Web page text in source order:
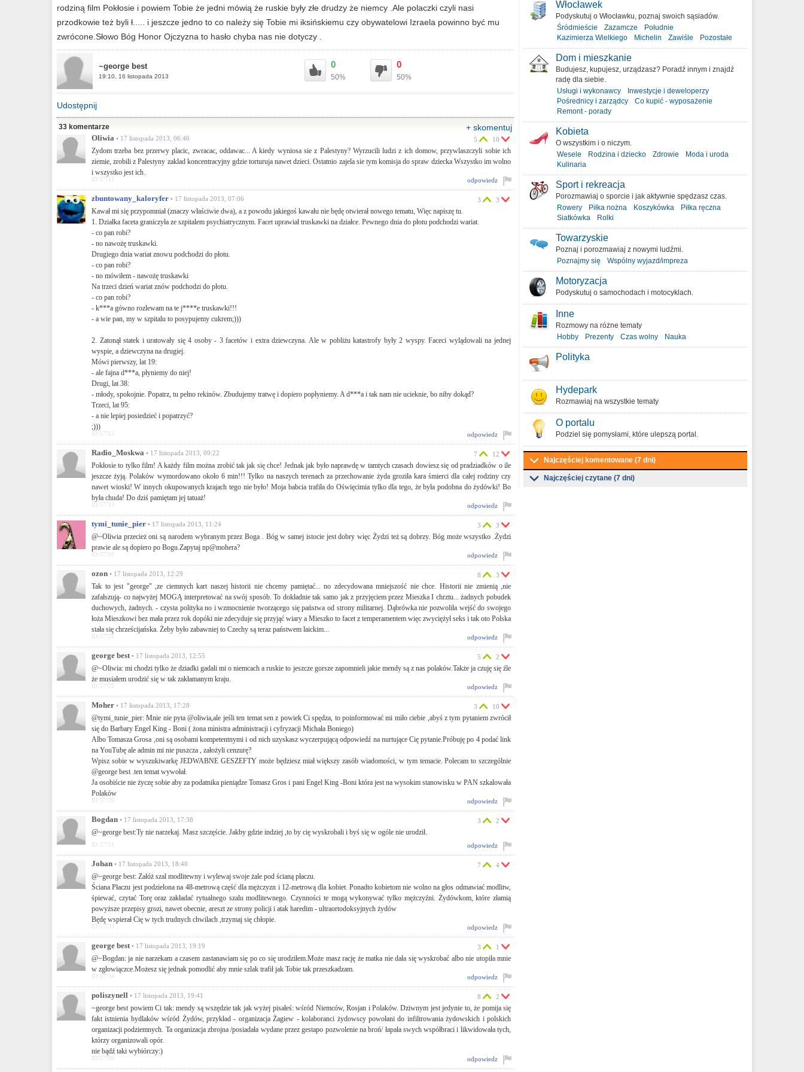
rodziną film Pokłosie i powiem Tobie że jedni mówią że ruskie były złe drudzy że niemcy .Ale polaczki czyli nasi
przodkowie też byli ł..... i jeszcze jedno to co należy się Tobie mi iksińskiemu czy obywatelowi Izraela powinno być mu
zwrócone.Słowo Bóg Honor Ojczyzna to hasło chyba nas nie dotyczy .
~george best
19:10, 16 listopada 2013
0
50%
0
50%
Udostępnij
33 komentarze + skomentuj
Oliwia • 17 listopada 2013, 06:46
Zydom trzeba bez przerwy placic, zwracac, oddawac... A kiedy wyniosa sie z Palestyny? Wyrzucili ludzi z ich domow, przywlaszczyli sobie ich
ziemie, zrobili z Palestyny zaklad koncentracyjny gdzie torturuja nawet dzieci. Ostatnio zajela sie tym komisja do spraw dziecka Wszystko im wolno
i wszystko jest ich.
5 10
odpowiedz
ID:57711
zbuntowany_kaloryfer • 17 listopada 2013, 07:06
Kawał mi się przypomniał (znaczy właściwie dwa), a z powodu jakiegoś kawału nie będę otwierał nowego tematu, Więc napiszę tu.
1. Działka faceta graniczyła ze szpitalem psychiatrycznym. Facet uprawiał truskawki na działce. Pewnego dnia do płotu podchodzi wariat.
- co pan robi?
- no nawożę truskawki.
Drugiego dnia wariat znowu podchodzi do płotu.
- co pan robi?
- no mówiłem - nawożę truskawki
Na trzeci dzień wariat znów podchodzi do płotu.
- co pan robi?
- k***a gówno rozlewam na te j****e truskawki!!!
- a wie pan, my w szpitalu to posypujemy cukrem;)))
2. Zatonął statek i uratowały się 4 osoby - 3 facetów i extra dziewczyna. Ale w pobliżu katastrofy były 2 wyspy. Faceci wylądowali na jednej
wyspie, a dziewczyna na drugiej.
Mówi pierwszy, lat 19:
- ale fajna d***a, płyniemy do niej!
Drugi, lat 38:
- młody, spokojnie. Popatrz, tu pełno rekinów. Zbudujemy tratwę i dopiero popłyniemy. A d***a i tak nam nie ucieknie, bo niby dokąd?
Trzeci, lat 95:
- a nie lepiej posiedzieć i popatrzyć?
;)))
3 3
odpowiedz
ID:57712
Radio_Moskwa • 17 listopada 2013, 09:22
Pokłosie to tylko film! A każdy film można zrobić tak jak się chce! Jednak jak było naprawdę w tamtych czasach dowiesz się od pradziadków o ile
jeszcze żyją. Polaków wymordowano około 6 min!!! Tylko na naszych terenach za przechowanie żyda groziła kara śmierci dla całej rodziny czy
nawet wioski! W innych okupowanych krajach tego nie było! Moja babcia trafiła do Oświęcimia tylko dla tego, że była podobna do żydówki! Bo
była chuda! Do dziś pamiętam jej tatuaż!
7 12
odpowiedz
ID:57713
tymi_tunie_pier • 17 listopada 2013, 11:24
@~Oliwia przecież oni są narodem wybranym przez Boga . Bóg w samej istocie jest dobry więc Żydzi też są dobrzy. Bóg może wszystko .Żydzi
prawie ale są dopiero po Bogu.Zapytaj np@mohera?
3 3
odpowiedz
ID:57716
ozon • 17 listopada 2013, 12:29
Tak to jest "george" ,ze ciemnych kart naszej historii nie chcemy pamiętać... no zdecydowana mniejszość nie chce. Historii nie zmienią ,nie
zafałszują- co najwyżej MOGĄ interpretować na swój sposób. To dokładnie tak samo jak z przyjęciem przez Mieszka I chrztu... żadnych pobudek
duchowych, żadnych. - czysta polityka no i wzmocnienie tworzącego się państwa od strony militarnej. Dąbrówka nie pozwoliła wejść do swojego
łoża Mieszkowi bez mała przez rok dopóki nie zdecyduje się przyjąć wiary a Mieszko to facet z temperamentem więc zwyciężył seks i tak oto Polska
stała się chrześcijańska. Żeby było zabawniej to Czechy są teraz państwem laickim...
8 3
odpowiedz
ID:57721
george best • 17 listopada 2013, 12:55
@~Oliwia: mi chodzi tylko że dziadki gadali mi o niemcach a ruskie to jeszcze gorsze zapomnieli jakie mendy są z nas polaków.Także ja czuję się źle
że musiałem urodzić się w tak zakłamanym kraju.
5 2
odpowiedz
ID:57722
Moher • 17 listopada 2013, 17:28
@tymi_tunie_pier: Mnie nie pyta @oliwia,ale jeśli ten temat sen z powiek Ci spędza, to poinformować mi miło ciebie ,abyś z tym pytaniem zwrócił
się do Barbary Engel King - Boni ( żona ministra administracji i cyfryzacji Michała Boniego)
Albo Tomasza Grosa ,oni są osobami kompetentnymi i od nich uzyskasz wyczerpującą odpowiedź na nurtujące Cię pytanie.Próbuję po 4 podać link
na YouTubę ale admin mi nie puszcza , założyli cenzurę?
Wpisz sobie w wyszukiwarkę JEDWABNE GESZEFTY może będziesz miał większy zasób wiadomości, w tym temacie. Polecam to szczególnie
@george best .ten temat wywołał.
Ja osobiście nie życzę sobie aby za podatnika pieniądze Tomasz Gros i pani Engel King -Boni która jest na wysokim stanowisku w PAN szkalowała
Polaków
3 10
odpowiedz
ID:57729
Bogdan • 17 listopada 2013, 17:38
@~george best:Ty nie narzekaj. Masz szczęście. Jakby gdzie indziej ,to by cię wyskrobali i byś się w ogóle nie urodził.
3 2
odpowiedz
ID:57731
Johan • 17 listopada 2013, 18:40
@~george best: Załóż szal modlitewny i wylewaj swoje żale pod ścianą płaczu.
Ściana Płaczu jest podzielona na 48-metrową część dla mężczyzn i 12-metrową dla kobiet. Ponadto kobietom nie wolno na głos odmawiać modlitw,
śpiewać, czytać Torę oraz zakładać rytualnego szalu modlitewnego. Czynności te mogą wykonywać tylko mężczyźni. Żydówkom, które złamią
powyższe przepisy grozi, nawet obecnie, areszt ze strony policji i atak haredim - ultraortodoksyjnych żydów
Będę wspierał Cię w tych trudnych chwilach ,trzymaj się chłopie.
7 4
odpowiedz
ID:57733
george best • 17 listopada 2013, 19:19
@~Bogdan: ja nie narzekam a czasem zastanawiam się po co się urodziłem.Może masz rację że matka nie dała się wyskrobać albo nie utopiła mnie
w zgłowiączce.Możesz się jednak pomodlić aby mnie szlak trafił jak Tobie tak przeszkadzam.
3 1
odpowiedz
ID:57734
poliszynell • 17 listopada 2013, 19:41
~george best powiem Ci tak: mendy są wszędzie tak jak wyżej pisałeś: wśród Niemców, Rosjan i Polaków. Dziwnym jest jedynie to, że pomija się
fakt istnienia bydlaków wśród Żydów, przykład - organizacja Żagiew - kolaboranci żydowscy powołani do infiltrowania żydowskich i polskich
organizacji podziemnych. Ta organizacja zbrojna /posiadała wydane przez gestapo pozwolenie na broń/ łapała swych współbraci i likwidowała tych,
którzy organizowali opór.
nie bądź taki wybiórczy:)
8 2
odpowiedz
ID:57736
Włocławek
Podyskutuj o Włocławku, poznaj swoich sąsiadów.
Śródmieście
Zazamcze
Południe
Kazimierza Wielkiego
Michelin Zawiśle Pozostałe
Dom i mieszkanie
Budujesz, kupujesz, urządzasz? Poradź innym i znajdź
radę dla siebie.
Usługi i wykonawcy
Inwestycje i deweloperzy
Pośrednicy i zarządcy
Co kupić - wyposażenie
Remont - porady
Kobieta
O wszystkim i o niczym.
Wesele
Rodzina i dziecko Zdrowie
Moda i uroda
Kulinaria
Sport i rekreacja
Porozmawiaj o sporcie i jak aktywnie spędzasz czas.
Rowery
Piłka nożna Koszykówka
Piłka ręczna
Siatkówka
Rolki
Towarzyskie
Poznaj i porozmawiaj z nowymi ludźmi.
Poznajmy się
Wspólny wyjazd/impreza
Motoryzacja
Podyskutuj o samochodach i motocyklach.
Inne
Rozmowy na różne tematy
Hobby
Prezenty Czas wolny Nauka
Polityka
Hydepark
Rozmawiaj na wszystkie tematy
O portalu
Podziel się pomysłami, które ulepszą portal.
Najczęściej komentowane (7 dni)
Najczęściej czytane (7 dni)